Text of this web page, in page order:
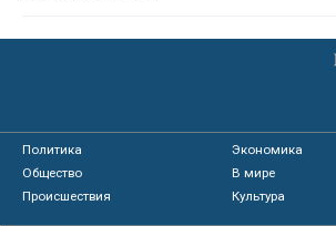
Политика
Экономика
Общество
В мире
Происшествия
Культура